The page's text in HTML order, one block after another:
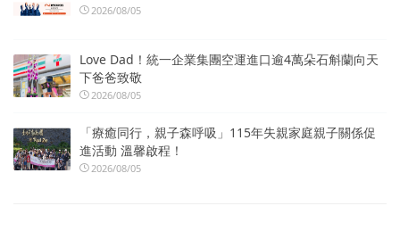
2026/08/05
Love Dad！統一企業集團空運進口逾4萬朵石斛蘭向天
下爸爸致敬
2026/08/05
「療癒同行，親子森呼吸」115年失親家庭親子關係促
進活動 溫馨啟程！
2026/08/05